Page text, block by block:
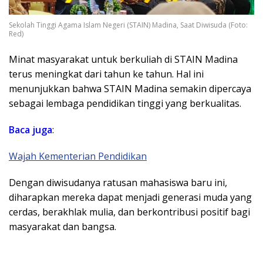
Sekolah Tinggi Agama Islam Negeri (STAIN) Madina, Saat Diwisuda (Foto:
Red)
Minat masyarakat untuk berkuliah di STAIN Madina
terus meningkat dari tahun ke tahun. Hal ini
menunjukkan bahwa STAIN Madina semakin dipercaya
sebagai lembaga pendidikan tinggi yang berkualitas.
Baca juga:
Wajah Kementerian Pendidikan
Dengan diwisudanya ratusan mahasiswa baru ini,
diharapkan mereka dapat menjadi generasi muda yang
cerdas, berakhlak mulia, dan berkontribusi positif bagi
masyarakat dan bangsa.